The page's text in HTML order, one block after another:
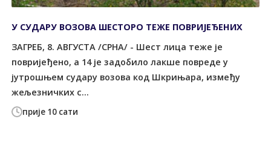
прије 10 сати
У СУДАРУ ВОЗОВА ШЕСТОРО ТЕЖЕ ПОВРИЈЕЂЕНИХ
ЗАГРЕБ, 8. АВГУСТА /СРНА/ - Шест лица теже је
повријеђено, а 14 је задобило лакше повреде у
јутрошњем судару возова код Шкрињара, између
жељезничких с...